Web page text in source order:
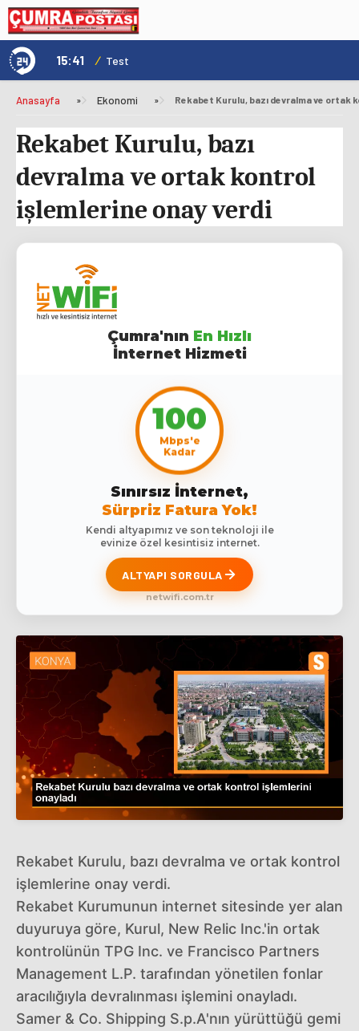
Genç Kültür Kart ile Konya'da Üniversite Yaşamı Daha Avantajlı 15:41 / Test
Anasayfa » Ekonomi »
Rekabet Kurulu, bazı
devralma ve ortak kontrol
işlemlerine onay verdi
Çumra'nın En Hızlı
İnternet Hizmeti
100
Mbps'e
Kadar
Sınırsız İnternet,
Sürpriz Fatura Yok!
Kendi altyapımız ve son teknoloji ile
evinize özel kesintisiz internet.
ALTYAPI SORGULA
netwifi.com.tr
Rekabet Kurulu, bazı devralma ve ortak kontrol
işlemlerine onay verdi.
Rekabet Kurumunun internet sitesinde yer alan
duyuruya göre, Kurul, New Relic Inc.'in ortak
kontrolünün TPG Inc. ve Francisco Partners
Management L.P. tarafından yönetilen fonlar
aracılığıyla devralınması işlemini onayladı.
Samer & Co. Shipping S.p.A'nın yürüttüğü gemi